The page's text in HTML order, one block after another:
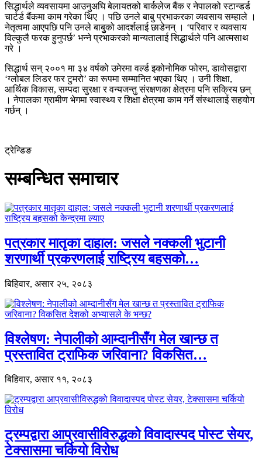
सिद्धार्थले व्यवसायमा आउनुअघि बेलायतको बार्कलेज बैंक र नेपालको स्टान्डर्ड
चार्टर्ड बैंकमा काम गरेका थिए । पछि उनले बाबु प्रभाकरका व्यवसाय सम्हाले ।
नेतृत्वमा आएपछि पनि उनले बाबुुको आदर्शलाई छाडेनन् । ‘परिवार र व्यवसाय
विल्कुलै फरक हुनुपर्छ’ भन्ने प्रभाकरको मान्यतालाई सिद्धार्थले पनि आत्मसाथ
गरे ।
सिद्धार्थ सन् २००१ मा ३४ वर्षको उमेरमा वर्ल्ड इकोनोमिक फोरम, डावोसद्वारा
‘ग्लोबल लिडर फर टुमरो’ का रूपमा सम्मानित भएका थिए । उनी शिक्षा,
आर्थिक विकास, सम्पदा सुरक्षा र वन्यजन्तु संरक्षणका क्षेत्रमा पनि सक्रिय छन्
। नेपालका ग्रामीण भेगमा स्वास्थ्य र शिक्षा क्षेत्रमा काम गर्ने संस्थालाई सहयोग
गर्छन् ।
ट्रेन्डिङ
सम्बन्धित समाचार
पत्रकार मातृका दाहाल: जसले नक्कली भुटानी
शरणार्थी प्रकरणलाई राष्ट्रिय बहसको…
बिहिवार, असार २५, २०८३
विश्लेषण: नेपालीको आम्दानीसँग मेल खान्छ त
प्रस्तावित ट्राफिक जरिवाना? विकसित…
बिहिवार, असार ११, २०८३
ट्रम्पद्वारा आप्रवासीविरुद्धको विवादास्पद पोस्ट सेयर,
टेक्सासमा चर्कियो विरोध